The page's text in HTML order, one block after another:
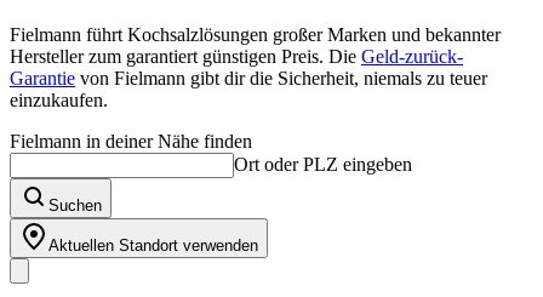
Fielmann führt Kochsalzlösungen großer Marken und bekannter
Hersteller zum garantiert günstigen Preis. Die Geld-zurück-
Garantie von Fielmann gibt dir die Sicherheit, niemals zu teuer
einzukaufen.
Fielmann in deiner Nähe finden
Ort oder PLZ eingeben
Suchen
Aktuellen Standort verwenden